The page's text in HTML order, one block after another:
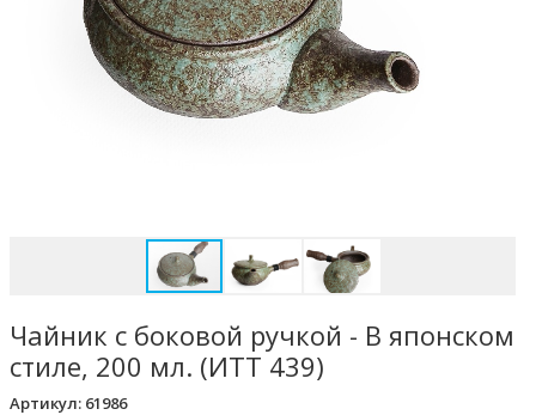
Чайник с боковой ручкой - В японском
стиле, 200 мл. (ИТТ 439)
Артикул: 61986